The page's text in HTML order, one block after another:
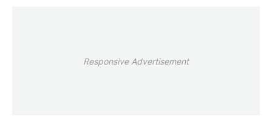
Responsive Advertisement